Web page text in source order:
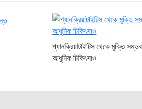
প্যানক্রিয়াটাইটিস থেকে মুক্তি
আধুনিক চিকিৎসাও